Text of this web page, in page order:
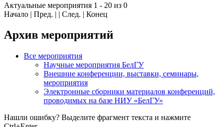
Актуальные мероприятия 1 - 20 из 0
Начало | Пред. | | След. | Конец
Архив мероприятий
Все мероприятия
Научные мероприятия БелГУ
Внешние конференции, выставки, семинары,
мероприятия
Электронные сборники материалов конференций,
проводимых на базе НИУ «БелГУ»
Нашли ошибку? Выделите фрагмент текста и нажмите